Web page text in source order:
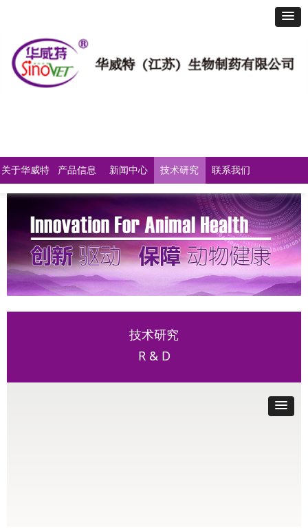
关于华威特 产品信息 新闻中心 技术研究 联系我们
技术研究
R & D